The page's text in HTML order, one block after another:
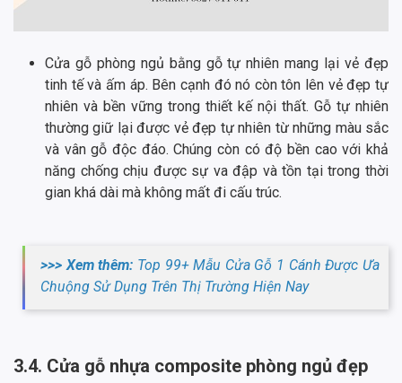
Cửa gỗ phòng ngủ bằng gỗ tự nhiên mang lại vẻ đẹp
tinh tế và ấm áp. Bên cạnh đó nó còn tôn lên vẻ đẹp tự
nhiên và bền vững trong thiết kế nội thất. Gỗ tự nhiên
thường giữ lại được vẻ đẹp tự nhiên từ những màu sắc
và vân gỗ độc đáo. Chúng còn có độ bền cao với khả
năng chống chịu được sự va đập và tồn tại trong thời
gian khá dài mà không mất đi cấu trúc.
>>> Xem thêm: Top 99+ Mẫu Cửa Gỗ 1 Cánh Được Ưa
Chuộng Sử Dụng Trên Thị Trường Hiện Nay
3.4. Cửa gỗ nhựa composite phòng ngủ đẹp